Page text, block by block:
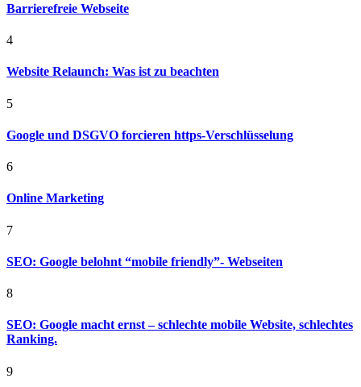
Barrierefreie Webseite
4
Website Relaunch: Was ist zu beachten
5
Google und DSGVO forcieren https-Verschlüsselung
6
Online Marketing
7
SEO: Google belohnt “mobile friendly”- Webseiten
8
SEO: Google macht ernst – schlechte mobile Website, schlechtes
Ranking.
9